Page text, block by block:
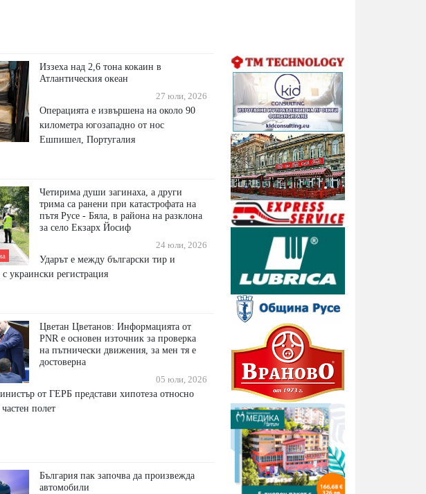
Иззеха над 2,6 тона кокаин в
Атлантическия океан
27 юли, 2026
Операцията е извършена на около 90
километра югозападно от нос
Ешпишел, Португалия
Четирима души загинаха, а други
трима са ранени при катастрофата на
пътя Русе - Бяла, в района на разклона
за село Екзарх Йосиф
24 юли, 2026
Ударът е между български тир и
украински регистрация
Цветан Цветанов: Информацията от
PNR е основен източник за проверка
на пътнически движения, за мен тя е
достоверна
05 юли, 2026
от ГЕРБ представи хипотеза относно
полет
България пак започва да произвежда
автомобили